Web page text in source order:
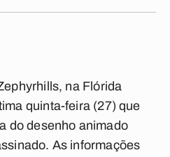
na Flórida
quinta-feira (27) que
do desenho animado
As informações